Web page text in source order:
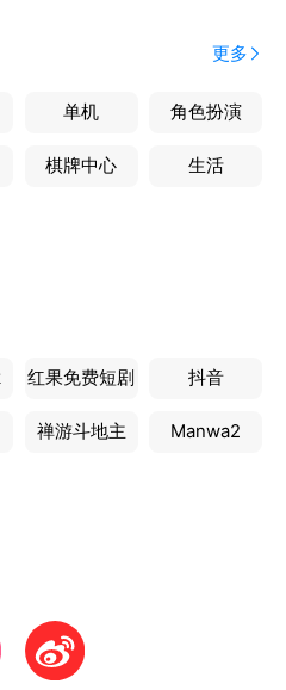
更多
单机 角色扮演
棋牌中心 生活
红果免费短剧 抖音
禅游斗地主 Manwa2